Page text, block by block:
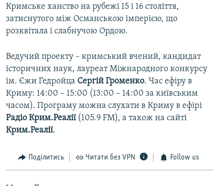
Кримське ханство на рубежі 15 і 16 століття,
затиснутого між Османською імперією, що
розквітала і слабнучою Ордою.
Ведучий проекту – кримський вчений, кандидат
історичних наук, лауреат Міжнародного конкурсу
ім. Єжи Гедройца Сергій Громенко. Час ефіру в
Криму: 14:00 – 15:00 (13:00 – 14:00 за київським
часом). Програму можна слухати в Криму в ефірі
Радіо Крим.Реалії (105.9 FM), а також на сайті
Крим.Реалії.
Поділитись Читати без VPN Follow us